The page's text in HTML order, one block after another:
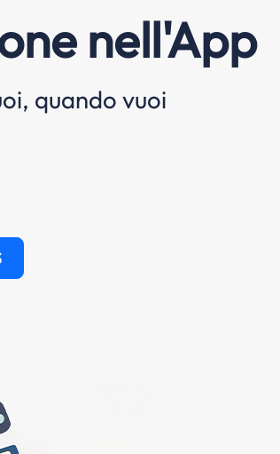
nell'App
quando vuoi